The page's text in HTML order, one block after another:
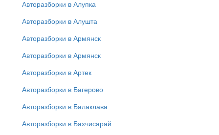
Авторазборки в Алупка
Авторазборки в Алушта
Авторазборки в Армянск
Авторазборки в Армянск
Авторазборки в Артек
Авторазборки в Багерово
Авторазборки в Балаклава
Авторазборки в Бахчисарай